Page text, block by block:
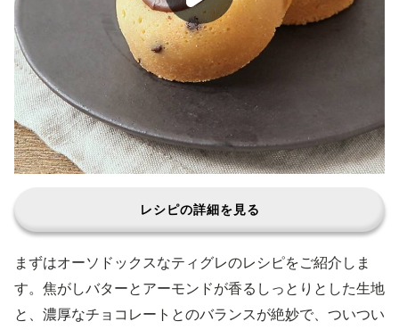
レシピの詳細を見る
まずはオーソドックスなティグレのレシピをご紹介しま
す。焦がしバターとアーモンドが香るしっとりとした生地
と、濃厚なチョコレートとのバランスが絶妙で、ついつい